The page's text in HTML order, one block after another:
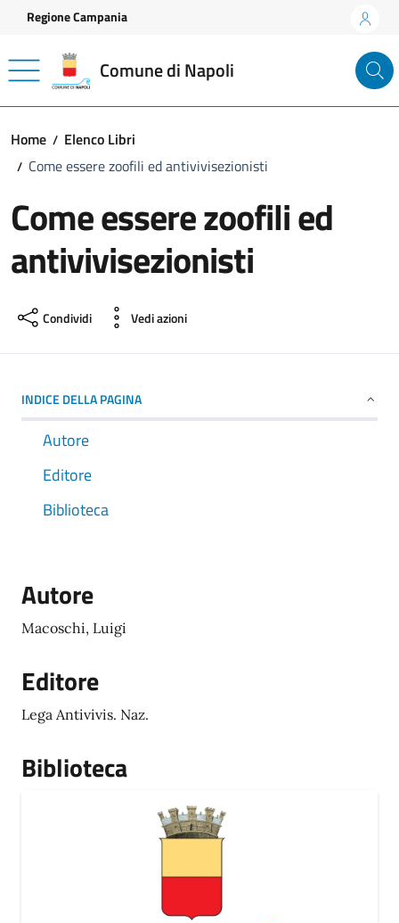
Vai ai contenuti
Vai al footer
Regione Campania
Comune di Napoli
Home
Elenco Libri
Come essere zoofili ed antivivisezionisti
Come essere zoofili ed
antivivisezionisti
Condividi Vedi azioni
INDICE DELLA PAGINA
Autore
Editore
Biblioteca
Autore
Macoschi, Luigi
Editore
Lega Antivivis. Naz.
Biblioteca